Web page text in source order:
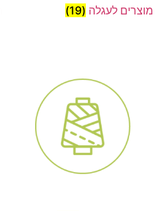
מוצרים לעגלה (19)